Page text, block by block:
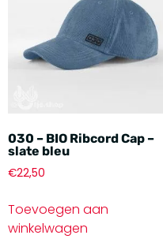
030 – BIO Ribcord Cap –
slate bleu
€22,50
Toevoegen aan
winkelwagen